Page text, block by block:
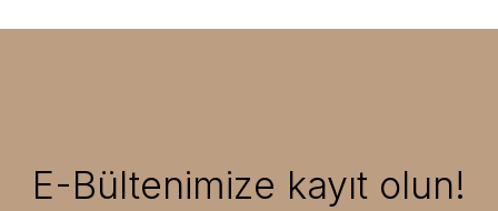
E-Bültenimize kayıt olun!